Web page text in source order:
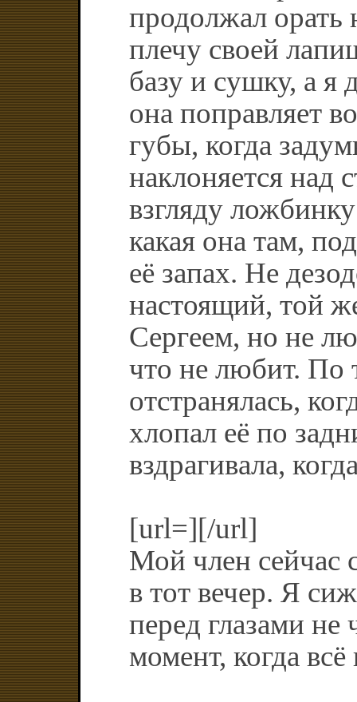
продолжал орать
плечу своей
базу и сушку, а я
она поправляет
губы, когда
наклоняется над
взгляду
какая она там,
её запах. Не
настоящий, той
Сергеем, но не
что не любит. По
отстранялась,
хлопал её по
вздрагивала,
[url=][/url]
Мой член сейчас
в тот вечер. Я
перед глазами не
момент, когда всё